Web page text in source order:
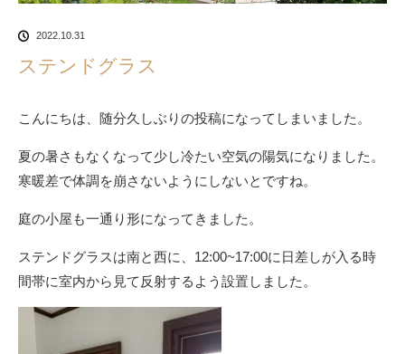
2022.10.31
ステンドグラス
こんにちは、随分久しぶりの投稿になってしまいました。
夏の暑さもなくなって少し冷たい空気の陽気になりました。
寒暖差で体調を崩さないようにしないとですね。
庭の小屋も一通り形になってきました。
ステンドグラスは南と西に、12:00~17:00に日差しが入る時
間帯に室内から見て反射するよう設置しました。